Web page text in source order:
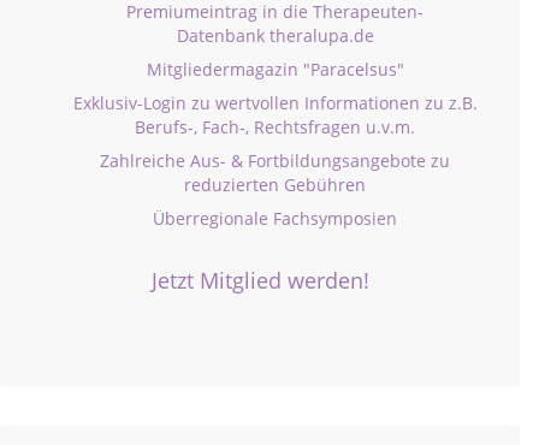
Premiumeintrag in die Therapeuten-
Datenbank theralupa.de
Mitgliedermagazin "Paracelsus"
Exklusiv-Login zu wertvollen Informationen zu z.B.
Berufs-, Fach-, Rechtsfragen u.v.m.
Zahlreiche Aus- & Fortbildungsangebote zu
reduzierten Gebühren
Überregionale Fachsymposien
Jetzt Mitglied werden!